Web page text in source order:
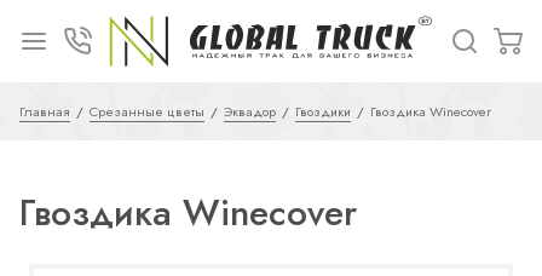
Главная Срезанные цветы Эквадор Гвоздики Гвоздика Winecover
Гвоздика Winecover